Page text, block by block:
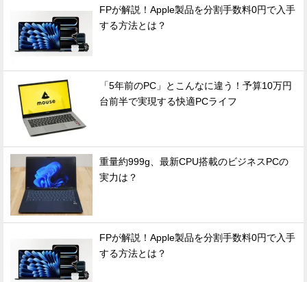
FPが解説！Apple製品を分割手数料0円で入手
する方法とは？
「5年前のPC」とこんなに違う！予算10万円
台前半で実現する快適PCライフ
重量約999g、最新CPU搭載のビジネスPCの
実力は？
FPが解説！Apple製品を分割手数料0円で入手
する方法とは？